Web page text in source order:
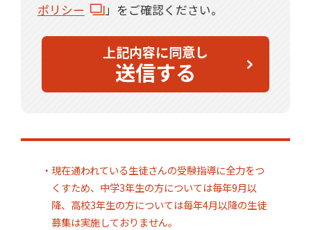
ポリシー
」をご確認ください。
上記内容に同意し
送信する
・現在通われている生徒さんの受験指導に全力をつ
くすため、中学3年生の方については毎年9月以
降、高校3年生の方については毎年4月以降の生徒
募集は実施しておりません。